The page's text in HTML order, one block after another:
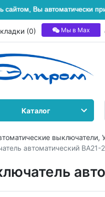
сайтом, Вы автоматически
(0) Мы в Мах
Каталог
выключатели,
автоматический